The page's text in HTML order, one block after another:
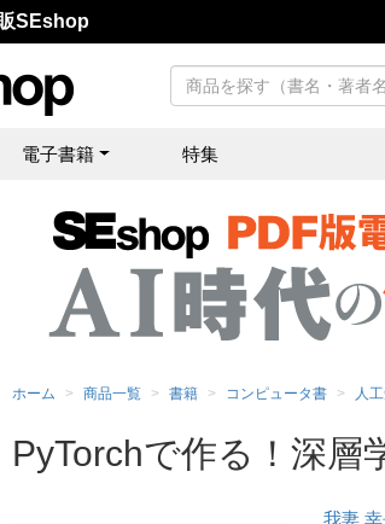
SEshop
電子書籍 特集
ホーム 商品一覧 書籍 コンピュータ書 人
PyTorchで作る！深層
我妻